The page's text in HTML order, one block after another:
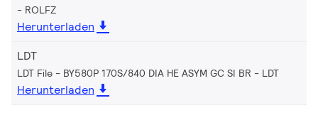
ROLFZ
Herunterladen
LDT
LDT File - BY580P 170S/840 DIA HE ASYM GC SI BR LDT
Herunterladen